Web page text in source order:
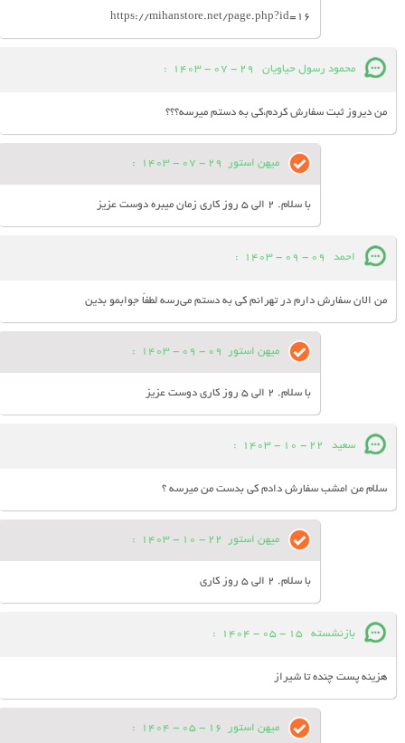
https://mihanstore.net/page.php?id=16
محمود رسول حیاویان 29 - 07 - 1403
:
من دیروز ثبت سفارش کردم،کی به دستم میرسه؟؟؟
میهن استور 29 - 07 - 1403
:
با سلام. 2 الی 5 روز کاری زمان میبره دوست عزیز
احمد 09 - 09 - 1403
:
من الان سفارش دارم در تهرانم کی به دستم می‌رسه لطفاً جوابمو بدین
میهن استور 09 - 09 - 1403
:
با سلام. 2 الی 5 روز کاری دوست عزیز
سعید 22 - 10 - 1403
:
سلام من امشب سفارش دادم کی بدست من میرسه ؟
میهن استور 22 - 10 - 1403
:
با سلام. 2 الی 5 روز کاری
بازنشسته 15 - 05 - 1404
:
هزینه پست چنده تا شیراز
میهن استور 16 - 05 - 1404
: